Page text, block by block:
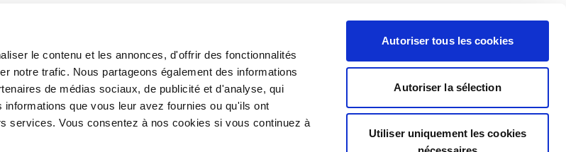
le contenu et les annonces, d'offrir des fonctionnalités
notre trafic. Nous partageons également des informations
de médias sociaux, de publicité et d'analyse, qui
que vous leur avez fournies ou qu'ils ont
services. Vous consentez à nos cookies si vous continuez à
Autoriser tous les cookies
Autoriser la sélection
Utiliser uniquement les cookies